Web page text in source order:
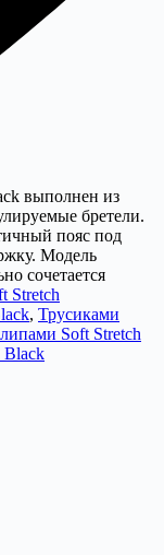
выполнен из
бретели.
пояс под
Модель
сочетается
Stretch
, Трусиками
Soft Stretch
Black